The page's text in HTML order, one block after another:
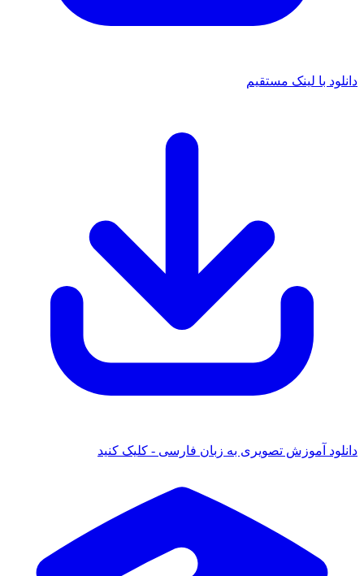
دانلود با لینک مستقیم
دانلود آموزش تصویری به زبان فارسی - کلیک کنید